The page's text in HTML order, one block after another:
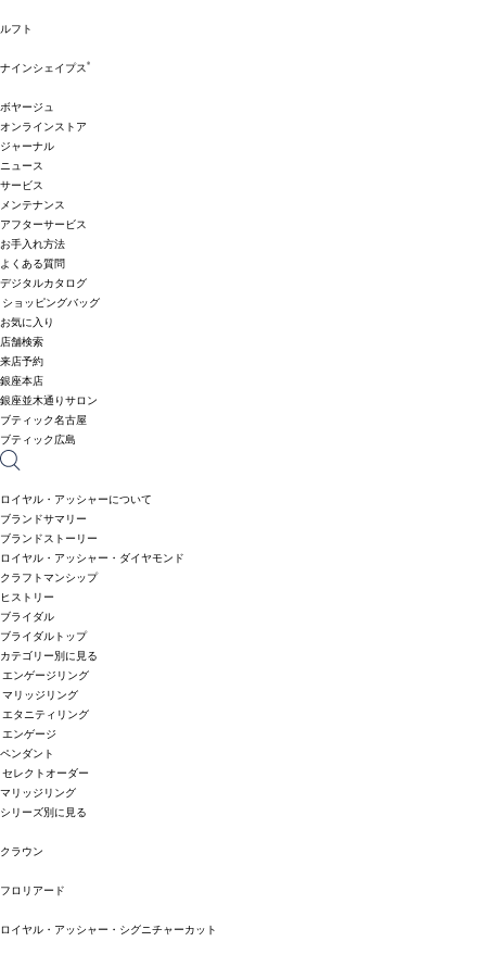
ルフト
ナインシェイプス®
ボヤージュ
オンラインストア
ジャーナル
ニュース
サービス
メンテナンス
アフターサービス
お手入れ方法
よくある質問
デジタルカタログ
ショッピングバッグ
お気に入り
店舗検索
来店予約
銀座本店
銀座並木通りサロン
ブティック名古屋
ブティック広島
ロイヤル・アッシャーについて
ブランドサマリー
ブランドストーリー
ロイヤル・アッシャー・ダイヤモンド
クラフトマンシップ
ヒストリー
ブライダル
ブライダルトップ
カテゴリー別に見る
エンゲージリング
マリッジリング
エタニティリング
エンゲージ
ペンダント
セレクトオーダー
マリッジリング
シリーズ別に見る
クラウン
フロリアード
ロイヤル・アッシャー・シグニチャーカット